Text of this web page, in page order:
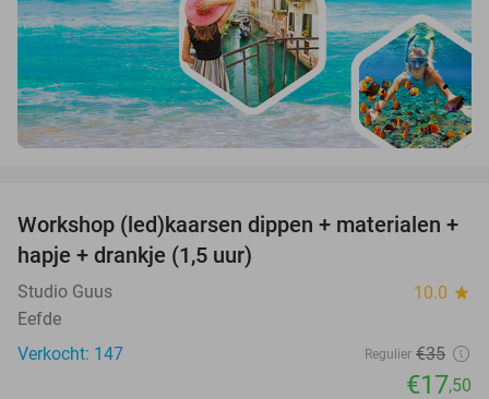
50%
Workshop (led)kaarsen dippen + materialen +
hapje + drankje (1,5 uur)
Studio Guus 10.0 star
Eefde
Verkocht: 147
Regulier €35
€17,50